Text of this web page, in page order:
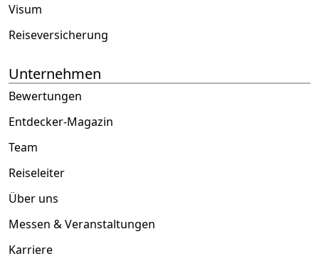
Visum
Reiseversicherung
Unternehmen
Bewertungen
Entdecker-Magazin
Team
Reiseleiter
Über uns
Messen & Veranstaltungen
Karriere